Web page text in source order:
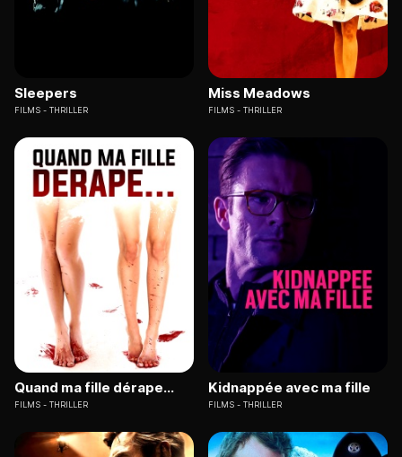
Sleepers
FILMS THRILLER
Miss Meadows
FILMS THRILLER
Quand ma fille dérape...
FILMS THRILLER
Kidnappée avec ma fille
FILMS THRILLER